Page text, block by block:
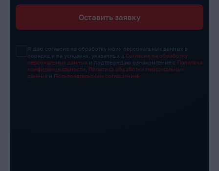
Оставить заявку
Я даю согласие на обработку моих персональных данных в
порядке и на условиях, указанных в Согласие на обработку
персональных данных и подтверждаю ознакомление с Политика
конфиденциальности
Политика обработки персональных
данных и Пользовательским соглашением